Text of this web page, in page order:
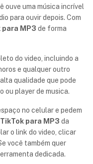
ouve uma música incrível
para ouvir depois. Com
MP3 de forma
do video, incluindo a
e qualquer outro
qualidade que pode
ou player de musica.
no celular e pedem
para MP3 da
o link do video, clicar
você também quer
dedicada.